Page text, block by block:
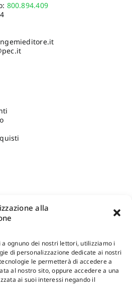
alla
ognuno dei nostri lettori, utilizziamo i
di personalizzazione dedicate ai nostri
le permetterà di accedere a
al nostro sito, oppure accedere a una
ai suoi interessi negando il
800.894.409
Pagamenti Sicuri e anche Rateali